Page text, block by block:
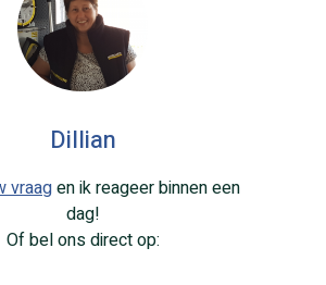
Dillian
vraagen ik reageer binnen een
dag!
Of bel ons direct op: